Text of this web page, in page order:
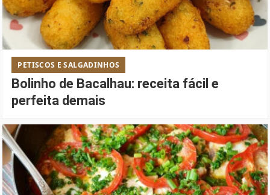
PETISCOS E SALGADINHOS
Bolinho de Bacalhau: receita fácil e
perfeita demais